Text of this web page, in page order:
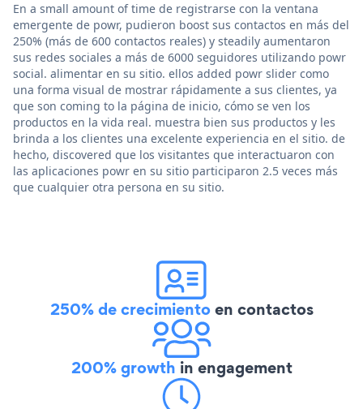
En a small amount of time de registrarse con la ventana
emergente de powr, pudieron boost sus contactos en más del
250% (más de 600 contactos reales) y steadily aumentaron
sus redes sociales a más de 6000 seguidores utilizando powr
social. alimentar en su sitio. ellos added powr slider como
una forma visual de mostrar rápidamente a sus clientes, ya
que son coming to la página de inicio, cómo se ven los
productos en la vida real. muestra bien sus productos y les
brinda a los clientes una excelente experiencia en el sitio. de
hecho, discovered que los visitantes que interactuaron con
las aplicaciones powr en su sitio participaron 2.5 veces más
que cualquier otra persona en su sitio.
250% de crecimientoen contactos
200% growth in engagement